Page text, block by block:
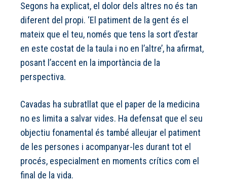
Segons ha explicat, el dolor dels altres no és tan
diferent del propi. ‘El patiment de la gent és el
mateix que el teu, només que tens la sort d’estar
en este costat de la taula i no en l’altre’, ha afirmat,
posant l’accent en la importància de la
perspectiva.
Cavadas ha subratllat que el paper de la medicina
no es limita a salvar vides. Ha defensat que el seu
objectiu fonamental és també alleujar el patiment
de les persones i acompanyar-les durant tot el
procés, especialment en moments crítics com el
final de la vida.